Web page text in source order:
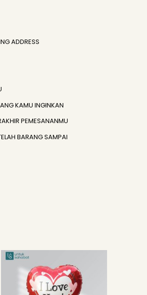
ADDRESS
KAMU INGINKAN
PEMESANANMU
BARANG SAMPAI